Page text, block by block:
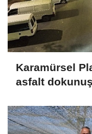
Karamürsel
asfalt